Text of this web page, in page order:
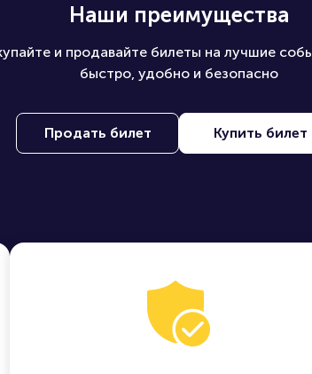
Наши преимущества
и продавайте билеты на лучшие
быстро, удобно и безопасно
Продать билет Купить билет